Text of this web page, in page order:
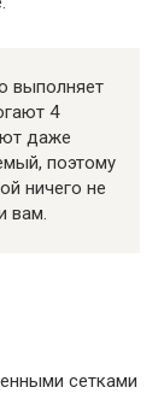
выполняет
4
даже
поэтому
ничего не
вам.
сетками